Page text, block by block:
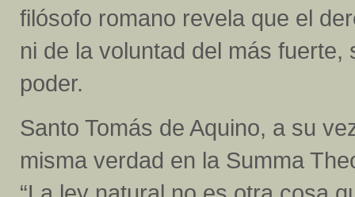
filósofo romano revela que el
ni de la voluntad del más
poder.
Santo Tomás de Aquino, a su
misma verdad en la Summa